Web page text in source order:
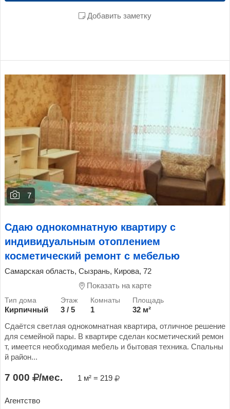
Добавить заметку
7
Сдаю однокомнатную квартиру с
индивидуальным отоплением
косметический ремонт с мебелью
Самарская область, Сызрань, Кирова, 72
Показать на карте
Кирпичный 3 / 5 1
32 м²
Сдаётся светлая однокомнатная квартира, отличное решение
для семейной пары. В квартире сделан косметический ремон
т, имеется необходимая мебель и бытовая техника. Спальны
й район...
7 000 /мес. 1 м² = 219
Агентство